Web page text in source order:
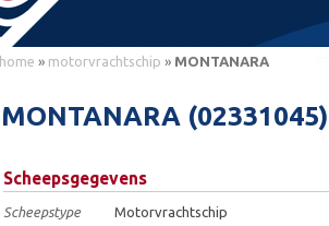
home » motorvrachtschip » MONTANARA
MONTANARA (02331045)
Scheepsgegevens
Scheepstype
Motorvrachtschip